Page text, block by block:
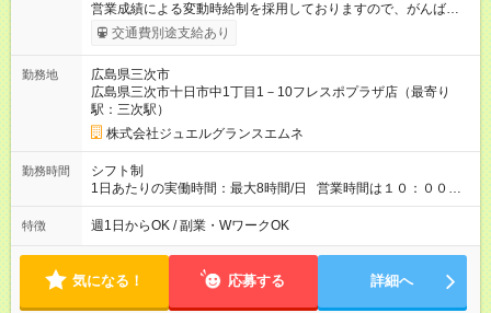
営業成績による変動時給制を採用しておりますので、がんばっ
た分がしっかり評価されます。 短時間とフルタイムを勤務時間
で平等に評価する制度があり、短時間でも成績により効率よく
／パート店長60歳 ●年収250万円5時間勤務／入社7年目／パー
トチーフ、45歳 ●年収220万円4時間勤務／入社3年目パートスタ
ッフ、38歳 【試用期間】試用期間あり 試用期間の長さ：3ヶ月
雇用形態、給与は本採用時と同じです。
交通費別途支給あり
勤務地
広島県三次市
広島県三次市十日市中1丁目1－10フレスポプラザ店（最寄り
駅：三次駅）
株式会社ジュエルグランスエムネ
勤務時間
シフト制
1日あたりの実働時間：最大8時間/日 営業時間は１０：００～
１９：００ １日４時間～好きな時間で働けます。 例(1)10時00
分～14時00分 例(2)12時00分～19時00分 ◇実働時間・日数はご
多く、 ご自身のライフワークに合わせて働けます。 ◇週1～で
もご相談可能です
特徴 週1日からOK / 副業・WワークOK
気になる！ 応募する 詳細へ